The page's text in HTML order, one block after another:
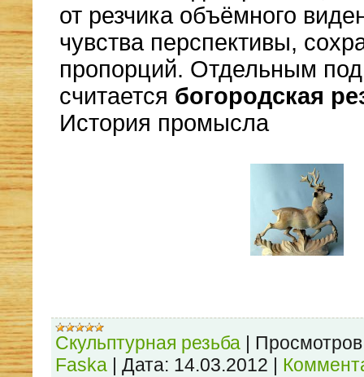
от резчика объёмного
чувства перспективы,
пропорций. Отдельным
считается богородская
История промысла
Скульптурная резьба |
Faska | Дата: 14.03.2012 |